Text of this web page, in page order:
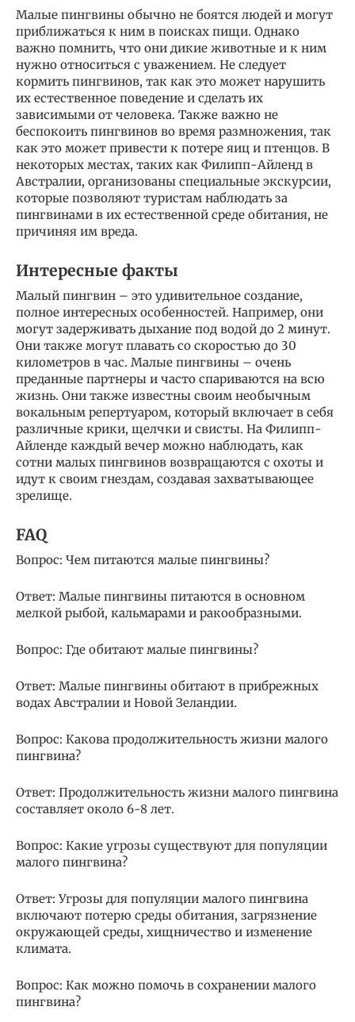
Малые пингвины обычно не боятся людей и могут
приближаться к ним в поисках пищи. Однако
важно помнить, что они дикие животные и к ним
нужно относиться с уважением. Не следует
кормить пингвинов, так как это может нарушить
их естественное поведение и сделать их
зависимыми от человека. Также важно не
беспокоить пингвинов во время размножения, так
как это может привести к потере яиц и птенцов. В
некоторых местах, таких как Филипп-Айленд в
Австралии, организованы специальные экскурсии,
которые позволяют туристам наблюдать за
пингвинами в их естественной среде обитания, не
причиняя им вреда.
Интересные факты
Малый пингвин – это удивительное создание,
полное интересных особенностей. Например, они
могут задерживать дыхание под водой до 2 минут.
Они также могут плавать со скоростью до 30
километров в час. Малые пингвины – очень
преданные партнеры и часто спариваются на всю
жизнь. Они также известны своим необычным
вокальным репертуаром, который включает в себя
различные крики, щелчки и свисты. На Филипп-
Айленде каждый вечер можно наблюдать, как
сотни малых пингвинов возвращаются с охоты и
идут к своим гнездам, создавая захватывающее
зрелище.
FAQ
Вопрос: Чем питаются малые пингвины?
Ответ: Малые пингвины питаются в основном
мелкой рыбой, кальмарами и ракообразными.
Вопрос: Где обитают малые пингвины?
Ответ: Малые пингвины обитают в прибрежных
водах Австралии и Новой Зеландии.
Вопрос: Какова продолжительность жизни малого
пингвина?
Ответ: Продолжительность жизни малого пингвина
составляет около 6-8 лет.
Вопрос: Какие угрозы существуют для популяции
малого пингвина?
Ответ: Угрозы для популяции малого пингвина
включают потерю среды обитания, загрязнение
окружающей среды, хищничество и изменение
климата.
Вопрос: Как можно помочь в сохранении малого
пингвина?